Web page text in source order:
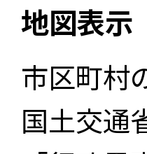
地図表示
市区町村
国土交通